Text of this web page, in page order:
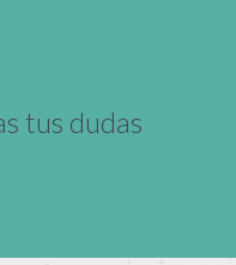
tus dudas